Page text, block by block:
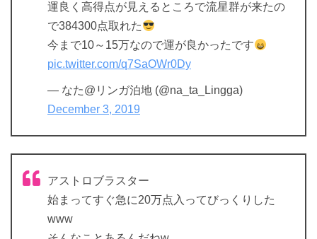
運良く高得点が見えるところで流星群が来たの
で384300点取れた
今まで10～15万なので運が良かったです
pic.twitter.com/q7SaOWr0Dy
— なた@リンガ泊地 (@na_ta_Lingga)
December 3, 2019
アストロブラスター
始まってすぐ急に20万点入ってびっくりした
www